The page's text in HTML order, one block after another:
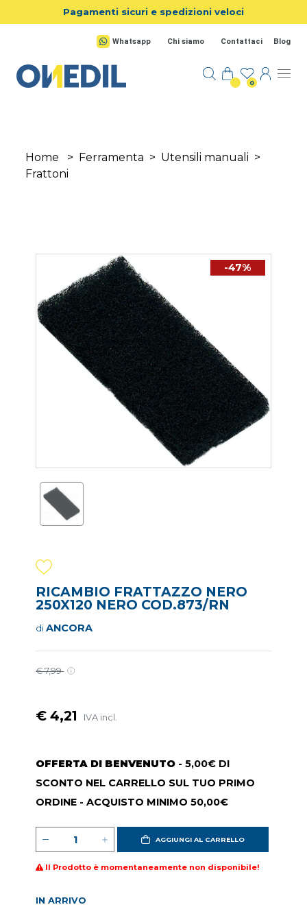
Salta al contenuto principale
Pagamenti sicuri e spedizioni veloci
Whatsapp Chi siamo Contattaci Blog
0
Home > Ferramenta > Utensili manuali >
Frattoni
-47%
RICAMBIO FRATTAZZO NERO
250X120 NERO COD.873/RN
diANCORA
€ 7,99
€ 4,21 IVA incl.
OFFERTA DI BENVENUTO - 5,00€ DI
SCONTO NEL CARRELLO SUL TUO PRIMO
ORDINE - ACQUISTO MINIMO 50,00€
AGGIUNGI AL CARRELLO
Il Prodotto è momentaneamente non disponibile!
IN ARRIVO